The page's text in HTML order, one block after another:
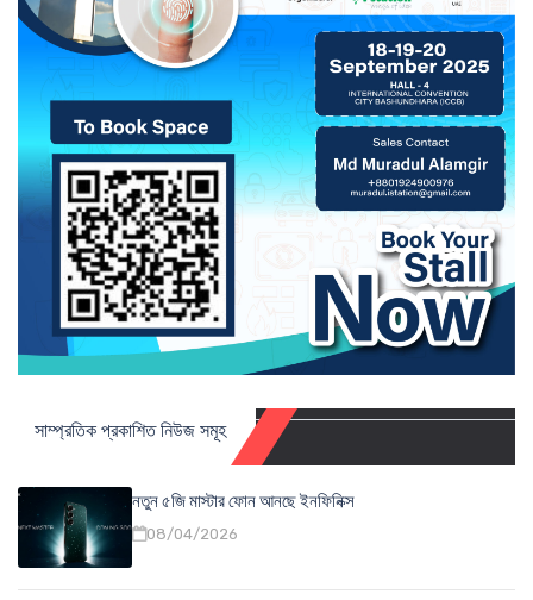
সাম্প্রতিক প্রকাশিত নিউজ সমূহ
নতুন ৫জি মাস্টার ফোন আনছে ইনফিনিক্স
08/04/2026